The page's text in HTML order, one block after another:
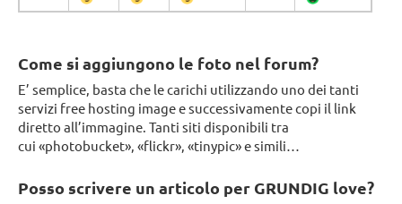
Come si aggiungono le foto nel forum?
E’ semplice, basta che le carichi utilizzando uno dei tanti
servizi free hosting image e successivamente copi il link
diretto all’immagine. Tanti siti disponibili tra
cui «photobucket», «flickr», «tinypic» e simili…
Posso scrivere un articolo per GRUNDIG love?